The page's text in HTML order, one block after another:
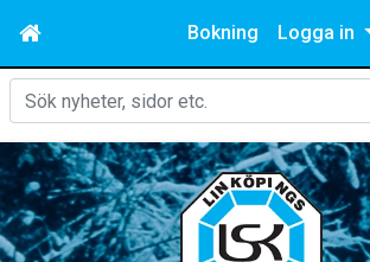
Bokning Logga in